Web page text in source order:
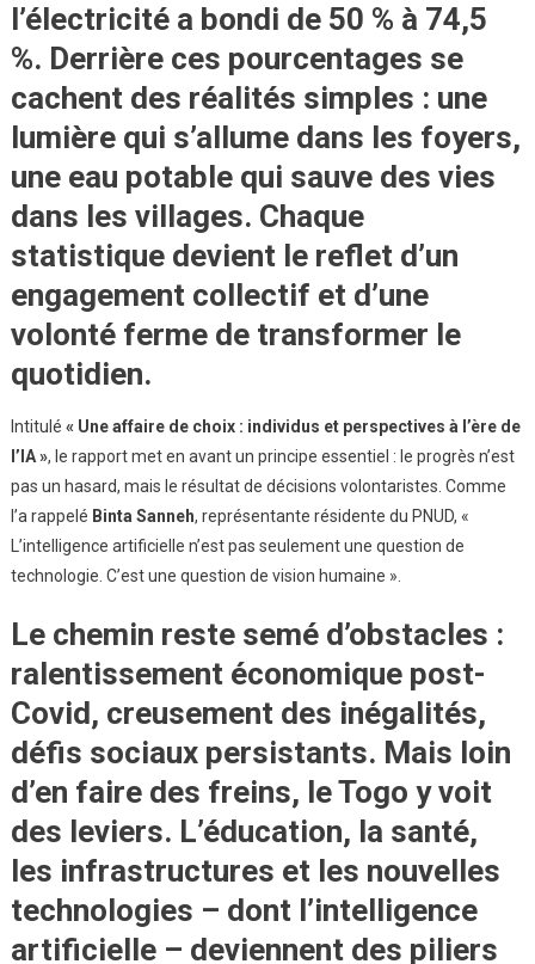
l’électricité a bondi de 50 % à 74,5
%. Derrière ces pourcentages se
cachent des réalités simples : une
lumière qui s’allume dans les foyers,
une eau potable qui sauve des vies
dans les villages. Chaque
statistique devient le reflet d’un
engagement collectif et d’une
volonté ferme de transformer le
quotidien.
Intitulé « Une affaire de choix : individus et perspectives à l’ère de
l’IA », le rapport met en avant un principe essentiel : le progrès n’est
pas un hasard, mais le résultat de décisions volontaristes. Comme
l’a rappelé Binta Sanneh, représentante résidente du PNUD, «
L’intelligence artificielle n’est pas seulement une question de
technologie. C’est une question de vision humaine ».
Le chemin reste semé d’obstacles :
ralentissement économique post-
Covid, creusement des inégalités,
défis sociaux persistants. Mais loin
d’en faire des freins, le Togo y voit
des leviers. L’éducation, la santé,
les infrastructures et les nouvelles
technologies – dont l’intelligence
artificielle – deviennent des piliers